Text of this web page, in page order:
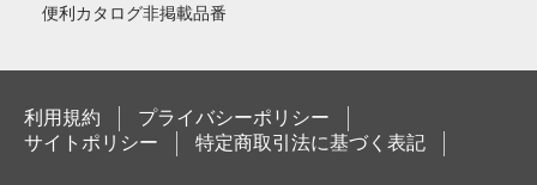
便利カタログ非掲載品番
利用規約
プライバシーポリシー
サイトポリシー
特定商取引法に基づく表記